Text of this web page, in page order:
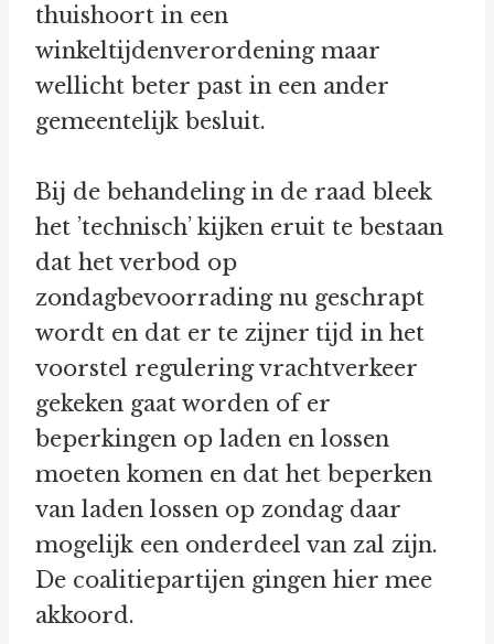
thuishoort in een
winkeltijdenverordening maar
wellicht beter past in een ander
gemeentelijk besluit.
Bij de behandeling in de raad bleek
het ’technisch’ kijken eruit te bestaan
dat het verbod op
zondagbevoorrading nu geschrapt
wordt en dat er te zijner tijd in het
voorstel regulering vrachtverkeer
gekeken gaat worden of er
beperkingen op laden en lossen
moeten komen en dat het beperken
van laden lossen op zondag daar
mogelijk een onderdeel van zal zijn.
De coalitiepartijen gingen hier mee
akkoord.